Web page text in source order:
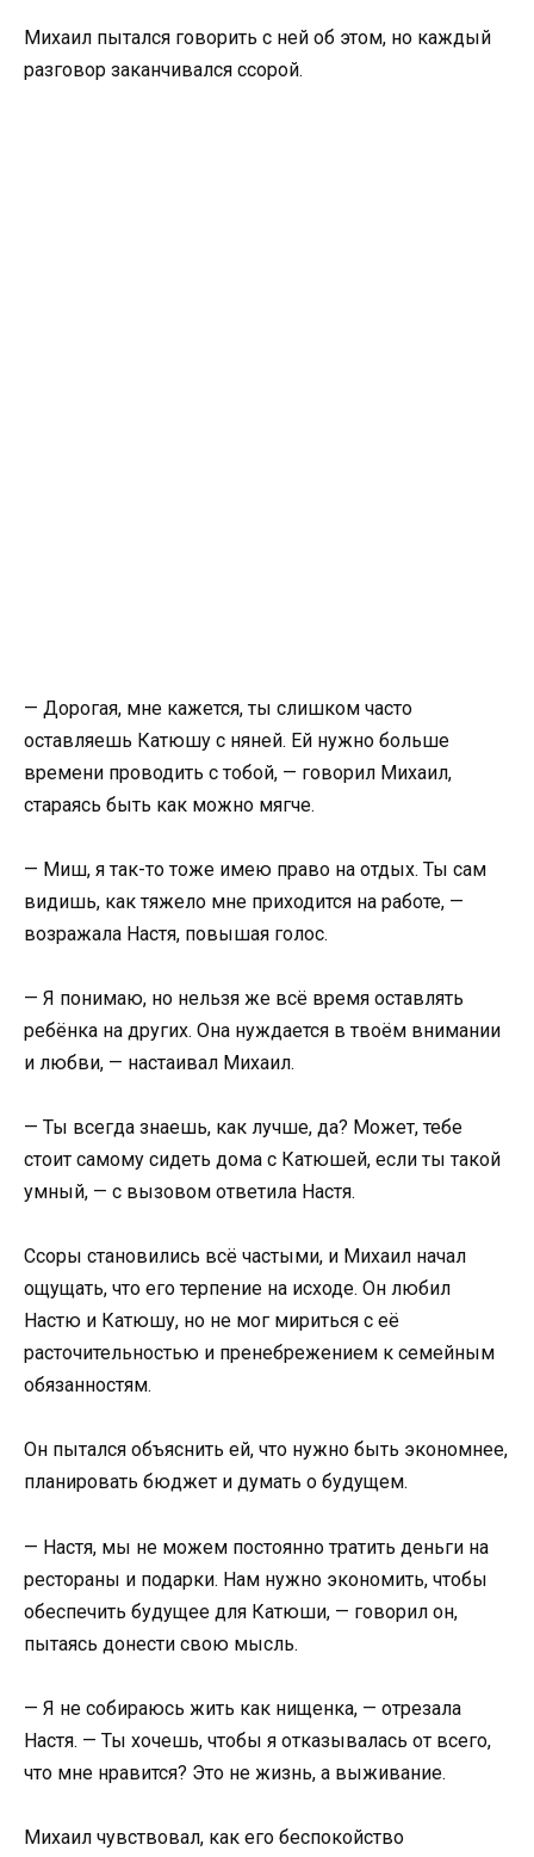
Михаил пытался говорить с ней об этом, но каждый
разговор заканчивался ссорой.
— Дорогая, мне кажется, ты слишком часто
оставляешь Катюшу с няней. Ей нужно больше
времени проводить с тобой, — говорил Михаил,
стараясь быть как можно мягче.
— Миш, я так-то тоже имею право на отдых. Ты сам
видишь, как тяжело мне приходится на работе, —
возражала Настя, повышая голос.
— Я понимаю, но нельзя же всё время оставлять
ребёнка на других. Она нуждается в твоём внимании
и любви, — настаивал Михаил.
— Ты всегда знаешь, как лучше, да? Может, тебе
стоит самому сидеть дома с Катюшей, если ты такой
умный, — с вызовом ответила Настя.
Ссоры становились всё частыми, и Михаил начал
ощущать, что его терпение на исходе. Он любил
Настю и Катюшу, но не мог мириться с её
расточительностью и пренебрежением к семейным
обязанностям.
Он пытался объяснить ей, что нужно быть экономнее,
планировать бюджет и думать о будущем.
— Настя, мы не можем постоянно тратить деньги на
рестораны и подарки. Нам нужно экономить, чтобы
обеспечить будущее для Катюши, — говорил он,
пытаясь донести свою мысль.
— Я не собираюсь жить как нищенка, — отрезала
Настя. — Ты хочешь, чтобы я отказывалась от всего,
что мне нравится? Это не жизнь, а выживание.
Михаил чувствовал, как его беспокойство